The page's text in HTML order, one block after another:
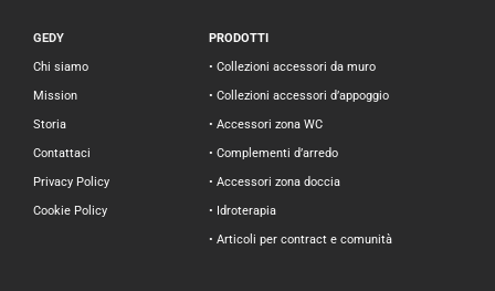
GEDY
Chi siamo
Mission
Storia
Contattaci
Privacy Policy
Cookie Policy
PRODOTTI
• Collezioni accessori da muro
• Collezioni accessori d’appoggio
• Accessori zona WC
• Complementi d’arredo
• Accessori zona doccia
• Idroterapia
• Articoli per contract e comunità